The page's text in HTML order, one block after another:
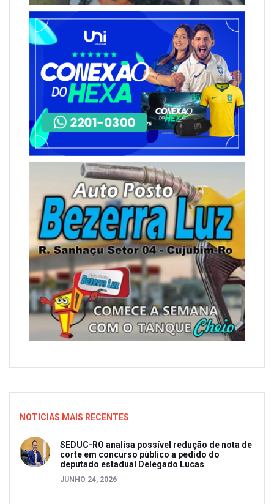
NOTICIAS MAIS RECENTES
SEDUC-RO analisa possível redução de nota de
corte em concurso público a pedido do
deputado estadual Delegado Lucas
JUNHO 24, 2026